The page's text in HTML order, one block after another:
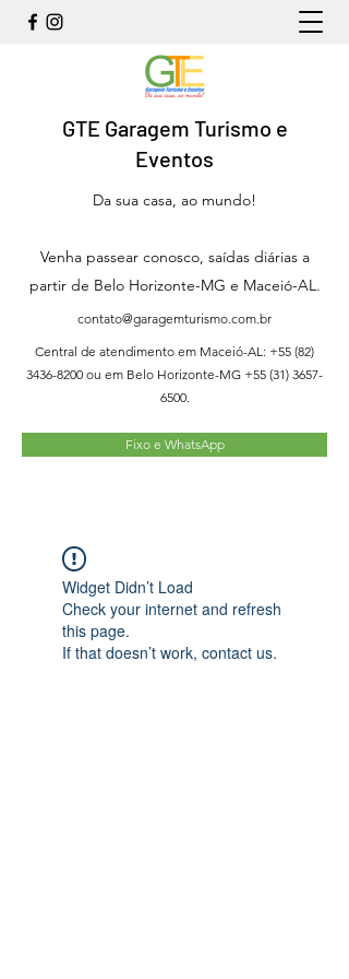
GTE Garagem Turismo e
Eventos
Da sua casa, ao mundo!
Venha passear conosco, saídas diárias a
partir de Belo Horizonte-MG e Maceió-AL.
contato@garagemturismo.com.br
Central de atendimento em Maceió-AL: +55 (82)
3436-8200 ou em Belo Horizonte-MG +55 (31) 3657-
6500.
Fixo e WhatsApp
Widget Didn’t Load
Check your internet and refresh
this page.
If that doesn’t work, contact us.